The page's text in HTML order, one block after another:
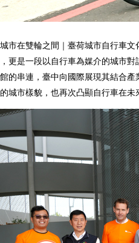
城市在雙輪之間｜臺荷城市自行車
更是一段以自行車為媒介的城市
的串連，臺中向國際展現其結合
城市樣貌，也再次凸顯自行車在